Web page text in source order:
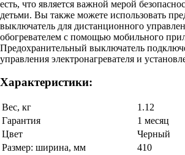
есть, что является важной мерой
детьми. Вы также можете использовать
выключатель для дистанционного
обогревателем с помощью мобильного
Предохранительный выключатель
управления электронагревателя и
Характеристики:
Вес, кг
1.12
Гарантия
1 месяц
Цвет
Черный
Размер: ширина, мм
410